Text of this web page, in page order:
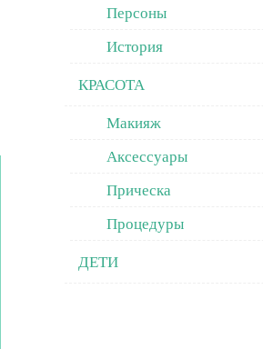
Персоны
История
КРАСОТА
Макияж
Аксессуары
Прическа
Процедуры
ДЕТИ